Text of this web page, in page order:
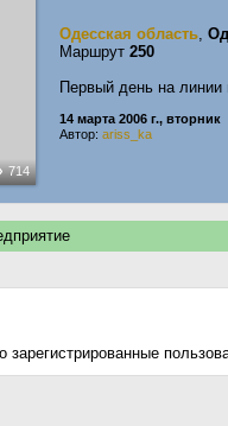
714
Одесская область,
Маршрут 250
Первый день на линии
14 марта 2006 г., вторник
Автор: ariss_ka
зарегистрированные